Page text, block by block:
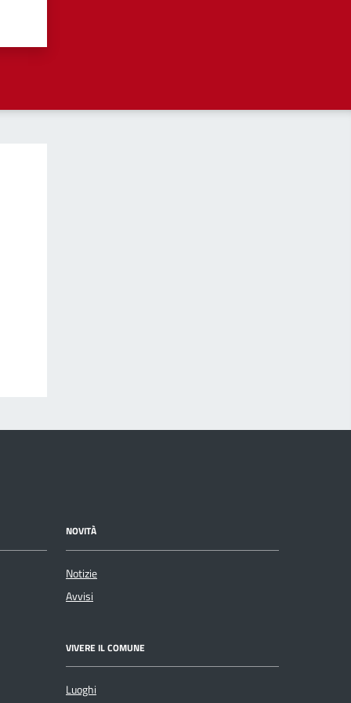
NOVITÀ
Notizie
Avvisi
VIVERE IL COMUNE
Luoghi